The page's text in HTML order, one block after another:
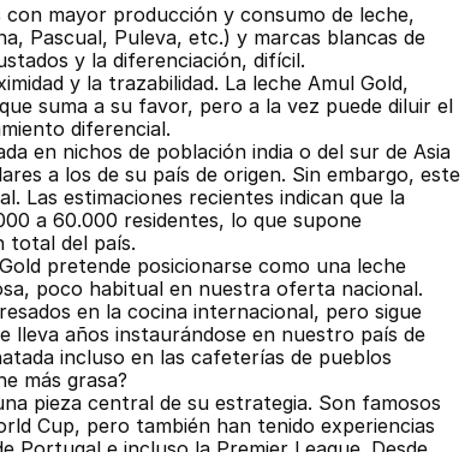
con mayor producción y consumo de leche,
Pascual, Puleva, etc.) y marcas blancas de
y la diferenciación, difícil.
y la trazabilidad. La leche Amul Gold,
suma a su favor, pero a la vez puede diluir el
diferencial.
en nichos de población india o del sur de Asia
a los de su país de origen. Sin embargo, este
Las estimaciones recientes indican que la
a 60.000 residentes, lo que supone
total del país.
pretende posicionarse como una leche
poco habitual en nuestra oferta nacional.
en la cocina internacional, pero sigue
lleva años instaurándose en nuestro país de
incluso en las cafeterías de pueblos
más grasa?
pieza central de su estrategia. Son famosos
Cup, pero también han tenido experiencias